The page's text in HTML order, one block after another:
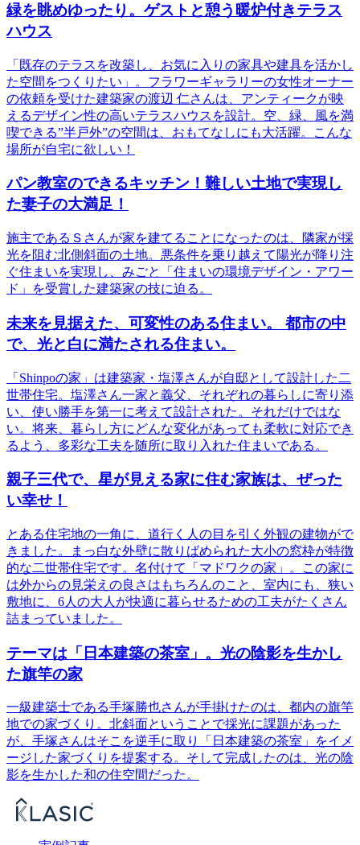
緑を眺めゆったり。ゲストと憩う暖炉付きテラス
ハウス
「既存のテラスを改築し、お気に入りの家具や建具を活かし
た空間をつくりたい」。フラワーギャラリーの女性オーナー
の依頼を受けた建築家の渡辺 仁さんは、アンティークが映
えるデザイン性の高いテラスハウスを設計。空、緑、風を満
喫できる”半戸外”の空間は、おもてなしにも大活躍。こんな
場所が自宅に欲しい！
パン教室のできるキッチン！難しい土地で実現し
た妻子の大満足！
施主であるＳさんが家を建てることになったのは、隣家が採
光を阻む北側斜面の土地。悪条件を乗り越えて陽光が降り注
ぐ住まいを実現し、みごと「住まいの環境デザイン・アワー
ド」を受賞した建築家の技に迫る。
未来を見据えた、可変性のある住まい。 都市の中
で、光と白に満たされる住まい。
「Shinpoの家」は建築家・塩澤さんが自邸として設計した二
世帯住宅。塩澤さん一家と義父、それぞれの暮らしに寄り添
い、使い勝手を第一に考えて設計された。それだけではな
い。将来、暮らし方にどんな変化があっても柔軟に対応でき
るよう、多彩な工夫を随所に取り入れた住まいである。
親子三代で、星が見える家に住む家族は、ぜった
い幸せ！
とある住宅地の一角に、道行く人の目を引く外観の建物がで
きました。まっ白な外壁に散りばめられた大小の窓枠が特徴
的な二世帯住宅です。名付けて「マドワクの家」。この家に
は外からの見栄えの良さはもちろんのこと、室内にも、狭い
敷地に、6人の大人が快適に暮らせるための工夫がたくさん
詰まっていました。
テーマは「日本建築の茶室」。光の陰影を生かし
た旗竿の家
一級建築士である手塚勝也さんが手掛けたのは、都内の旗竿
地での家づくり。北斜面ということで採光に課題があった
が、手塚さんはそこを逆手に取り「日本建築の茶室」をイメ
ージした家づくりを提案する。そして完成したのは、光の陰
影を生かした和の住空間だった。